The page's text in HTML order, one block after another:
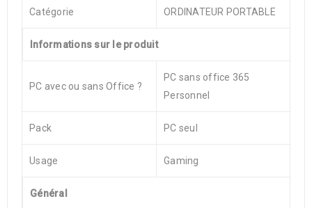
Catégorie ORDINATEUR PORTABLE
Informations sur le produit
PC avec ou sans Office ?
PC sans office 365
Personnel
Pack PC seul
Usage Gaming
Général